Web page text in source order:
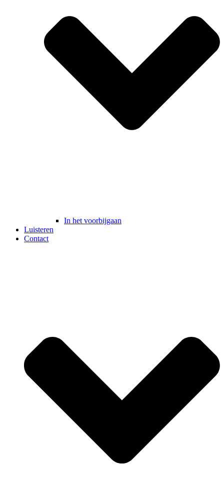
In het voorbijgaan
Luisteren
Contact